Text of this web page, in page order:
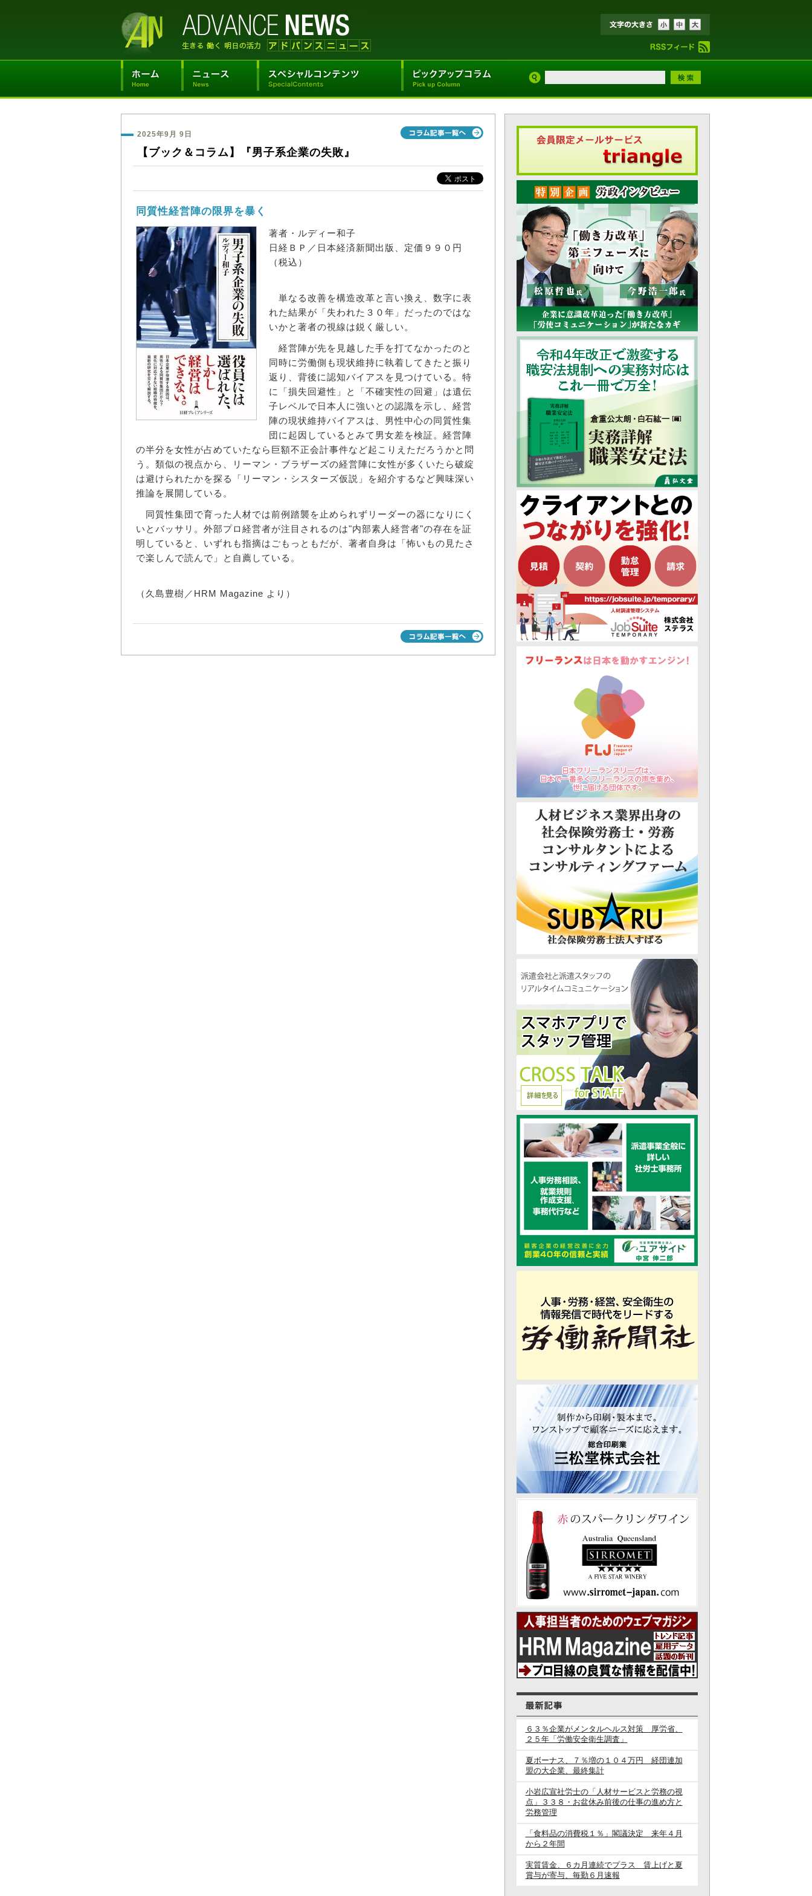
2025年9月 9日
【ブック＆コラム】『男子系企業の失敗』
同質性経営陣の限界を暴く
著者・ルディー和子
日経ＢＰ／日本経済新聞出版、定価９９０円
（税込）
単なる改善を構造改革と言い換え、数字に表
れた結果が「失われた３０年」だったのではな
いかと著者の視線は鋭く厳しい。
経営陣が先を見越した手を打てなかったのと
同時に労働側も現状維持に執着してきたと振り
返り、背後に認知バイアスを見つけている。特
に「損失回避性」と「不確実性の回避」は遺伝
子レベルで日本人に強いとの認識を示し、経営
陣の現状維持バイアスは、男性中心の同質性集
団に起因しているとみて男女差を検証。経営陣
の半分を女性が占めていたなら巨額不正会計事件など起こりえただろうかと問
う。類似の視点から、リーマン・ブラザーズの経営陣に女性が多くいたら破綻
は避けられたかを探る「リーマン・シスターズ仮説」を紹介するなど興味深い
推論を展開している。
同質性集団で育った人材では前例踏襲を止められずリーダーの器になりにく
いとバッサリ。外部プロ経営者が注目されるのは"内部素人経営者"の存在を証
明していると、いずれも指摘はごもっともだが、著者自身は「怖いもの見たさ
で楽しんで読んで」と自薦している。
（久島豊樹／HRM Magazine より）
６３％企業がメンタルヘルス対策 厚労省、
２５年「労働安全衛生調査」
夏ボーナス、７％増の１０４万円 経団連加
盟の大企業、最終集計
小岩広宣社労士の「人材サービスと労務の視
点」３３８・お盆休み前後の仕事の進め方と
労務管理
「食料品の消費税１％」閣議決定 来年４月
から２年間
実質賃金、６カ月連続でプラス 賃上げと夏
賞与が寄与、毎勤６月速報